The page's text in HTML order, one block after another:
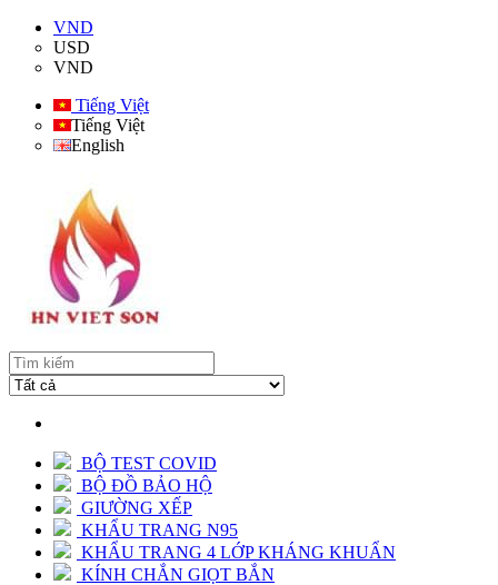
VND
USD
VND
Tiếng Việt
Tiếng Việt
English
BỘ TEST COVID
BỘ ĐỒ BẢO HỘ
GIƯỜNG XẾP
KHẨU TRANG N95
KHẨU TRANG 4 LỚP KHÁNG KHUẨN
KÍNH CHẮN GIỌT BẮN